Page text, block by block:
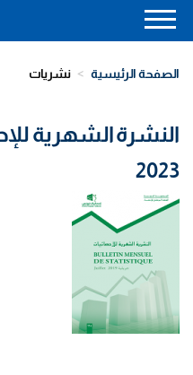
Main
navigation
الصفحة الرئيسية نشريات
النشرة الشهرية
2023